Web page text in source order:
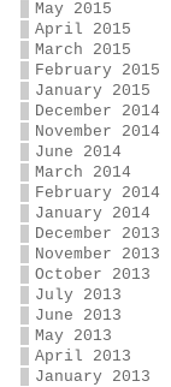
May 2015
April 2015
March 2015
February 2015
January 2015
December 2014
November 2014
June 2014
March 2014
February 2014
January 2014
December 2013
November 2013
October 2013
July 2013
June 2013
May 2013
April 2013
January 2013